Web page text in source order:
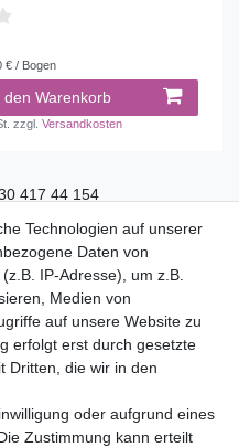
€ / Bogen
den Warenkorb
zzgl.Versandkosten
417 44 154
€ in Deutschland
Technologien auf unserer
Daten von
IP-Adresse), um z.B.
Medien von
auf unsere Website zu
erfolgt erst durch gesetzte
Dritten, die wir in den
oder aufgrund eines
Zustimmung kann erteilt